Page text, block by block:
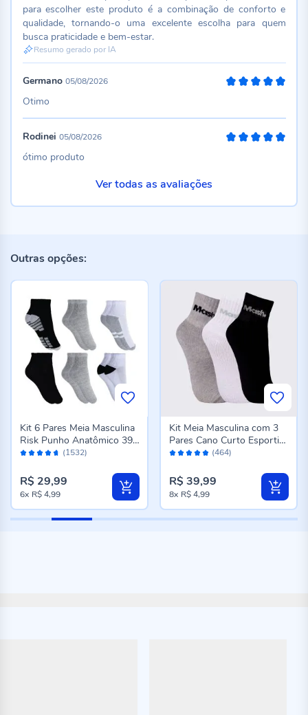
para escolher este produto é a combinação de conforto e
qualidade, tornando-o uma excelente escolha para quem
busca praticidade e bem-estar.
Resumo gerado por IA
Germano 05/08/2026
Otimo
Rodinei 05/08/2026
ótimo produto
Ver todas as avaliações
Outras opções:
Avaliação: (1532)
Kit 6 Pares Meia Masculina
Risk Punho Anatômico 39-
43 - Sortimento Escuro
R$ 29,99
6x R$ 4,99
Avaliação: (464)
Kit Meia Masculina com 3
Pares Cano Curto Esportiva
Mash - Br/Cz/Pt 39/43
R$ 39,99
8x R$ 4,99